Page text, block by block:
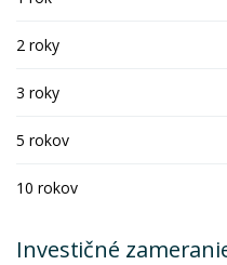
2 roky
3 roky
5 rokov
10 rokov
Investičné